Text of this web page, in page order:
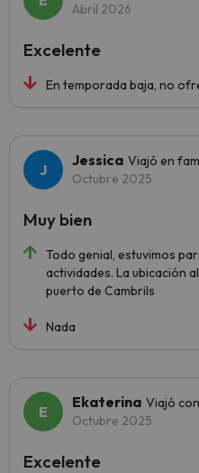
Abril 2026
En temporada baja, no
Excelente
Jessica Viajó en
Octubre 2025
Todo genial, estuvimos
actividades. La ubicación
puerto de Cambrils
Nada
Muy bien
Ekaterina Viajó
Octubre 2025
Excelente